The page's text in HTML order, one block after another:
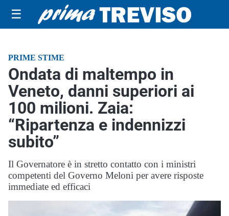
☰
PRIME STIME
Ondata di maltempo in
Veneto, danni superiori ai
100 milioni. Zaia:
“Ripartenza e indennizzi
subito”
Il Governatore è in stretto contatto con i ministri
competenti del Governo Meloni per avere risposte
immediate ed efficaci